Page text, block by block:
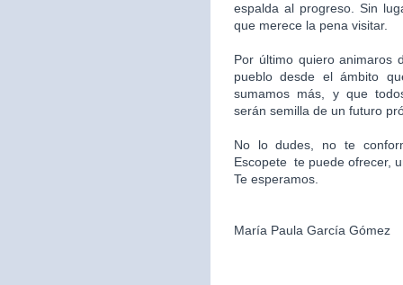
espalda al progreso. Sin
que merece la pena visitar.
Por último quiero animaros
pueblo desde el ámbito
sumamos más, y que
serán semilla de un futuro
No lo dudes, no te
Escopete te puede ofrecer,
Te esperamos.
María Paula García Gómez